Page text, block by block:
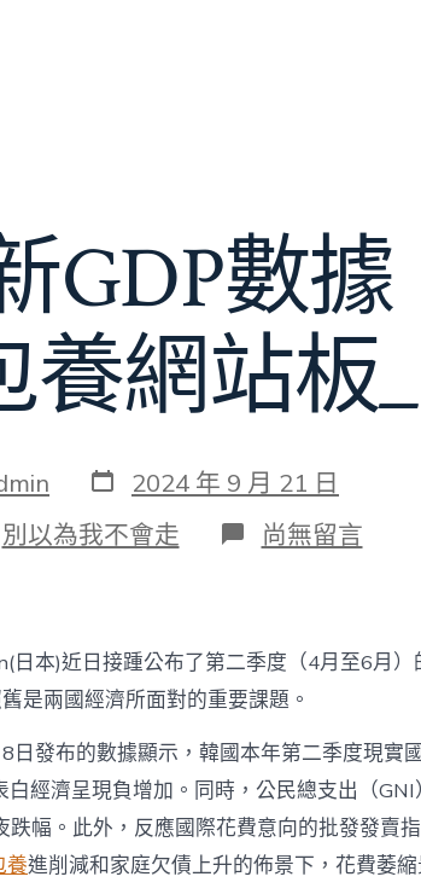
GDP數
養網站板
發
表
日
期
2024 年 9 月 21 日
別以為我不會走 在
〈日
最
新
GDP
據，
花
費
萎
縮
成
尚無留言
日本)近日接踵公布了第二季度（4月至6月）
是兩國經濟所面對的重要課題。
日發布的數據顯示，韓國本年第二季度現實
經濟呈現負增加。同時，公民總支出（GNI
幅。此外，反應國際花費意向的批發發賣
養進削減和家庭欠債上升的佈景下，花費萎